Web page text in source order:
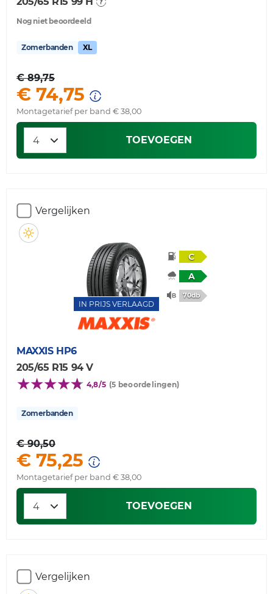
Nog niet beoordeeld
Zomerbanden XL
€ 89,75
€ 74,75
Montagetarief per band € 38,00
TOEVOEGEN
Vergelijken
IN PRIJS VERLAAGD
C
A
70db
MAXXIS HP6
205/65 R15 94 V
4,8/5 (5 beoordelingen)
Zomerbanden
€ 90,50
€ 75,25
Montagetarief per band € 38,00
TOEVOEGEN
Vergelijken